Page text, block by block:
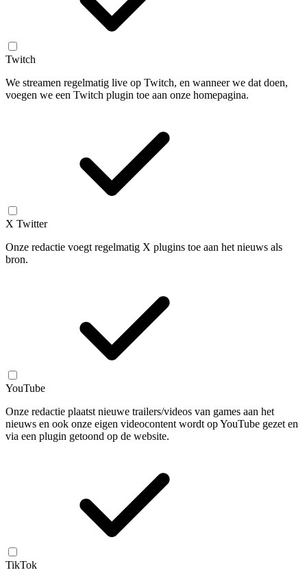
Twitch
We streamen regelmatig live op Twitch, en wanneer we dat doen,
voegen we een Twitch plugin toe aan onze homepagina.
X Twitter
Onze redactie voegt regelmatig X plugins toe aan het nieuws als
bron.
YouTube
Onze redactie plaatst nieuwe trailers/videos van games aan het
nieuws en ook onze eigen videocontent wordt op YouTube gezet en
via een plugin getoond op de website.
TikTok